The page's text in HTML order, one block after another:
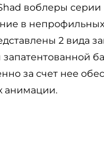
воблеры
в
2 вида
за счет нее
анимации.